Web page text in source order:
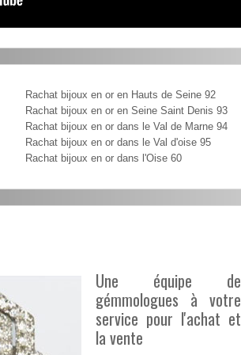
Rachat bijoux en or en Hauts de Seine 92
Rachat bijoux en or en Seine Saint Denis 93
Rachat bijoux en or dans le Val de Marne 94
Rachat bijoux en or dans le Val d'oise 95
Rachat bijoux en or dans l'Oise 60
Une équipe de
gémmologues à votre
service pour l'achat et
la vente